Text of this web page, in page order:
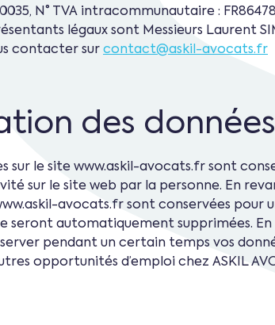
N° TVA intracommunautaire :
légaux sont Messieurs Laurent
contacter sur contact@askil-avocats.fr
des données
sur le site www.askil-avocats.fr sont
sur le site web par la personne. En
avocats.fr sont conservées pour
seront automatiquement supprimées.
pendant un certain temps vos
opportunités d’emploi chez ASKIL